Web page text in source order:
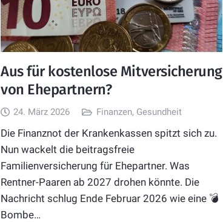
Aus für kostenlose Mitversicherung
von Ehepartnern?
24. März 2026 Finanzen, Gesundheit
Die Finanznot der Krankenkassen spitzt sich zu.
Nun wackelt die beitragsfreie
Familienversicherung für Ehepartner. Was
Rentner-Paaren ab 2027 drohen könnte. Die
Nachricht schlug Ende Februar 2026 wie eine 💣
Bombe…